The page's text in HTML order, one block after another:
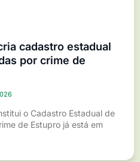
cadastro estadual
por crime de
o Cadastro Estadual de
de Estupro já está em